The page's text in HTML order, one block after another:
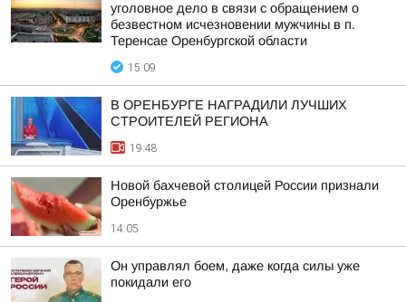
уголовное дело в связи с обращением о
безвестном исчезновении мужчины в п.
Теренсае Оренбургской области
15:09
В ОРЕНБУРГЕ НАГРАДИЛИ ЛУЧШИХ
СТРОИТЕЛЕЙ РЕГИОНА
19:48
Новой бахчевой столицей России признали
Оренбуржье
14:05
Он управлял боем, даже когда силы уже
покидали его